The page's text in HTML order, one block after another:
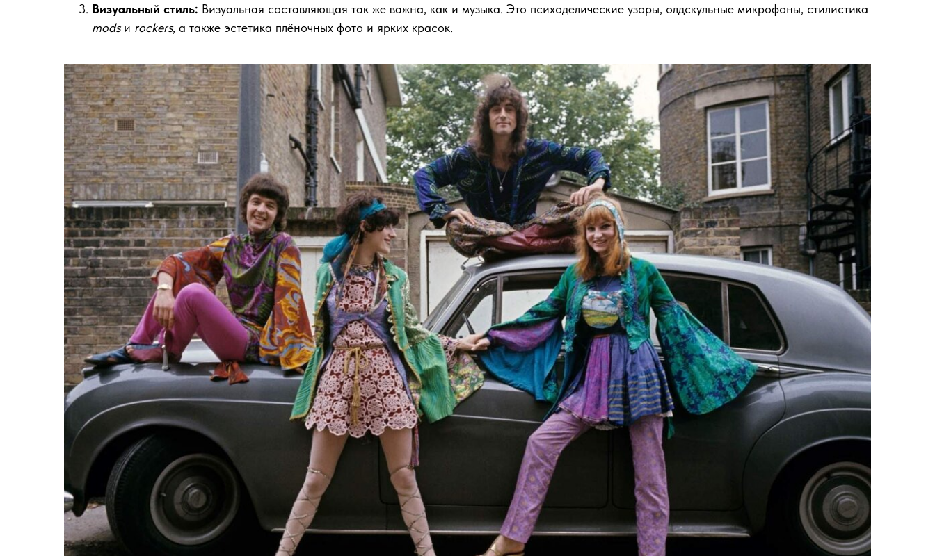
Визуальный стиль: Визуальная составляющая так же важна, как и музыка. Это психоделические узоры, олдскульные микрофоны, стилистика
modsи rockers, а также эстетика плёночных фото и ярких красок.